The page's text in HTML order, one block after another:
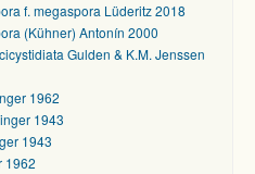
f. megaspora Lüderitz 2018
(Kühner) Antonín 2000
Gulden & K.M. Jenssen
1962
1943
1943
1962